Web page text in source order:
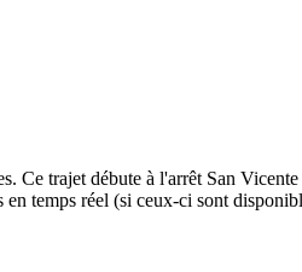
trajet débute à l'arrêt San
temps réel (si ceux-ci sont